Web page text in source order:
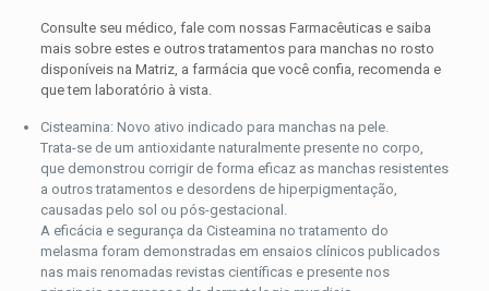
Consulte seu médico, fale com nossas Farmacêuticas e saiba
mais sobre estes e outros tratamentos para manchas no rosto
disponíveis na Matriz, a farmácia que você confia, recomenda e
que tem laboratório à vista.
Cisteamina: Novo ativo indicado para manchas na pele.
Trata-se de um antioxidante naturalmente presente no corpo,
que demonstrou corrigir de forma eficaz as manchas resistentes
a outros tratamentos e desordens de hiperpigmentação,
causadas pelo sol ou pós-gestacional.
A eficácia e segurança da Cisteamina no tratamento do
melasma foram demonstradas em ensaios clínicos publicados
nas mais renomadas revistas científicas e presente nos